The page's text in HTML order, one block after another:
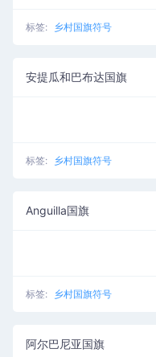
标签: 乡村国旗符号
安提瓜和巴布达国旗
标签: 乡村国旗符号
Anguilla国旗
标签: 乡村国旗符号
阿尔巴尼亚国旗